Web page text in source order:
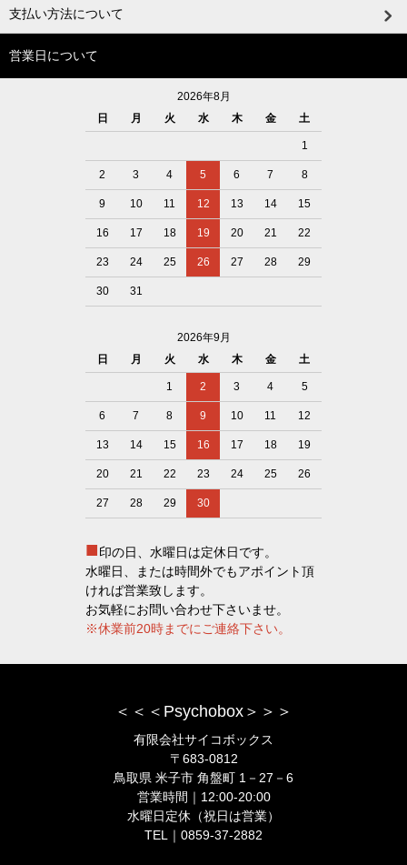
支払い方法について
営業日について
2026年8月
日
月 火 水 木 金 土
1
2 3 4 5 6 7 8
9 10 11 12 13 14 15
16 17 18 19 20 21 22
23 24 25 26 27 28 29
30 31
2026年9月
日
月 火 水 木 金 土
1 2 3 4 5
6 7 8 9 10 11 12
13 14 15 16 17 18 19
20 21 22 23 24 25 26
27 28 29 30
■印の日、水曜日は定休日です。
水曜日、または時間外でもアポイント頂
ければ営業致します。
お気軽にお問い合わせ下さいませ。
※休業前20時までにご連絡下さい。
＜＜＜Psychobox＞＞＞
有限会社サイコボックス
〒683-0812
鳥取県 米子市 角盤町 1－27－6
営業時間｜12:00-20:00
水曜日定休（祝日は営業）
TEL｜0859-37-2882